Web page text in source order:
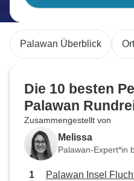
Palawan Überblick
Die 10 besten
Palawan
Zusammengestellt von
Melissa
Palawan-Expert*in
Palawan Insel